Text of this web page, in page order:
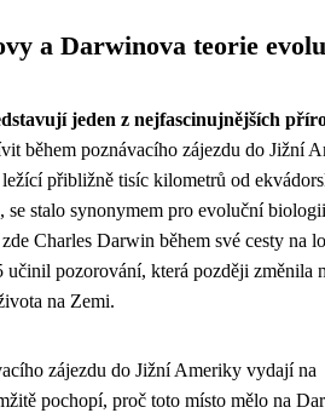
a Darwinova teorie
jeden z nejfascinujnějších
během poznávacího zájezdu do Jižní
přibližně tisíc kilometrů od
se stalo synonymem pro evoluční
Charles Darwin během své cesty na
pozorování, která později změnila
na Zemi.
zájezdu do Jižní Ameriky vydají na
pochopí, proč toto místo mělo na